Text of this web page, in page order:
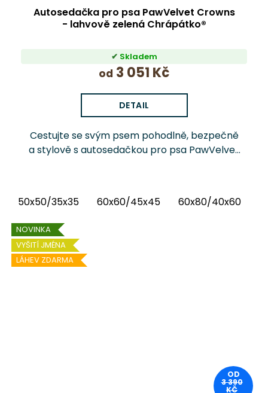
Autosedačka pro psa PawVelvet Crowns
- lahvově zelená Chrápátko®
Skladem
od 3 051 Kč
DETAIL
Cestujte se svým psem pohodlně, bezpečně
a stylově s autosedačkou pro psa PawVelvet
látku...
50x50/35x35 60x60/45x45 60x80/40x60
NOVINKA
VYŠITÍ JMÉNA
LÁHEV ZDARMA
OD
3 390
KČ